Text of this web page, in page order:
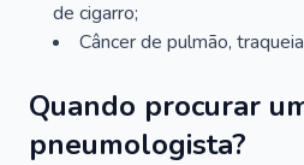
de cigarro;
Câncer de pulmão,
Quando procurar
pneumologista?